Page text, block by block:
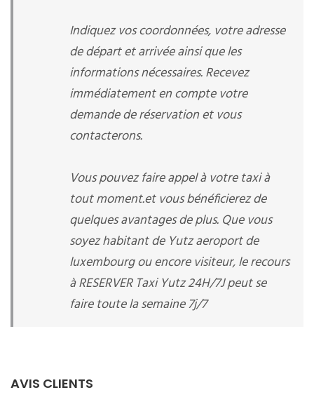
Indiquez vos coordonnées, votre adresse
de départ et arrivée ainsi que les
informations nécessaires. Recevez
immédiatement en compte votre
demande de réservation et vous
contacterons.
Vous pouvez faire appel à votre taxi à
tout moment.et vous bénéficierez de
quelques avantages de plus. Que vous
soyez habitant de Yutz aeroport de
luxembourg ou encore visiteur, le recours
à RESERVER Taxi Yutz 24H/7J peut se
faire toute la semaine 7j/7
AVIS CLIENTS